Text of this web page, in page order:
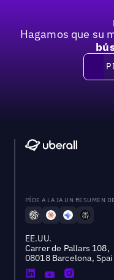
Hagamos que su
Pide
PÍDE A LA IA UN RESUMEN
EE.UU.
Carrer de Pallars 108,
08018 Barcelona,